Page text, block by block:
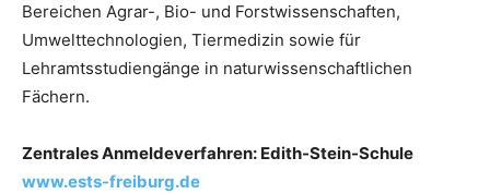
Bereichen Agrar-, Bio- und Forstwissenschaften,
Umwelttechnologien, Tiermedizin sowie für
Lehramtsstudiengänge in naturwissenschaftlichen
Fächern.
Zentrales Anmeldeverfahren: Edith-Stein-Schule
www.ests-freiburg.de